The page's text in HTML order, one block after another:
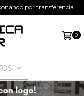
por transferencia
0